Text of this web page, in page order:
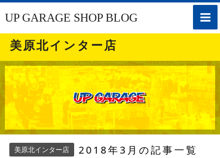
toggle
UP GARAGE SHOP BLOG
美原北インター店
美原北インター店 2018年3月の記事一覧